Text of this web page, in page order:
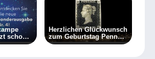
schon
Herzlichen Glückwunsch
zum Geburtstag Penny
Black!